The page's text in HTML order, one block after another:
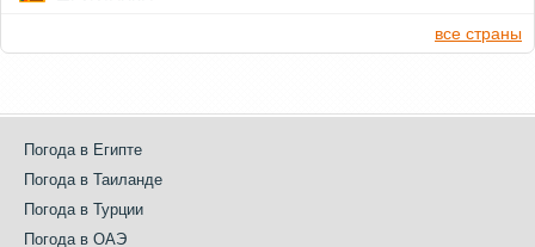
все страны
Погода в Египте
Погода в Таиланде
Погода в Турции
Погода в ОАЭ